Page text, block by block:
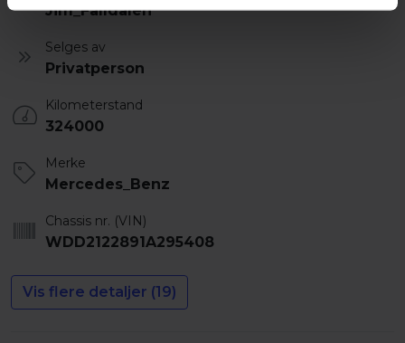
Jim_Falldalen
Selges av
Privatperson
Kilometerstand
324000
Merke
Mercedes_Benz
Chassis nr. (VIN)
WDD2122891A295408
Vis flere detaljer (19)